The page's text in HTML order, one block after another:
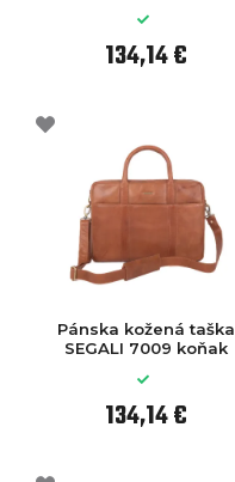
134,14 €
Pánska kožená taška
SEGALI 7009 koňak
134,14 €